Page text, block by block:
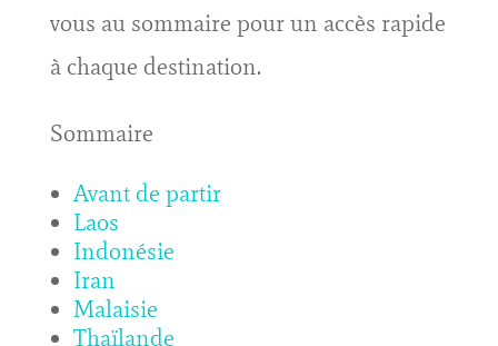
vous au sommaire pour un accès rapide
à chaque destination.
Sommaire
Avant de partir
Laos
Indonésie
Iran
Malaisie
Thaïlande